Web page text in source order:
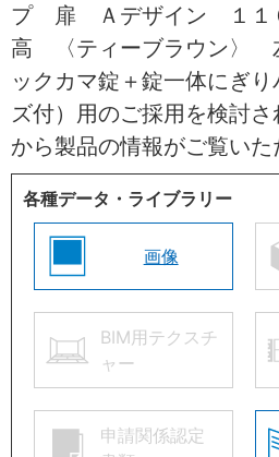
プ 扉 Ａデザイン １１
高 〈ティーブラウン〉
ックカマ錠＋錠一体にぎ
ズ付）用のご採用を検討
から製品の情報がご覧いた
各種データ・ライブラリー
画像
BIM用テクスチ
ャー
申請関係認定